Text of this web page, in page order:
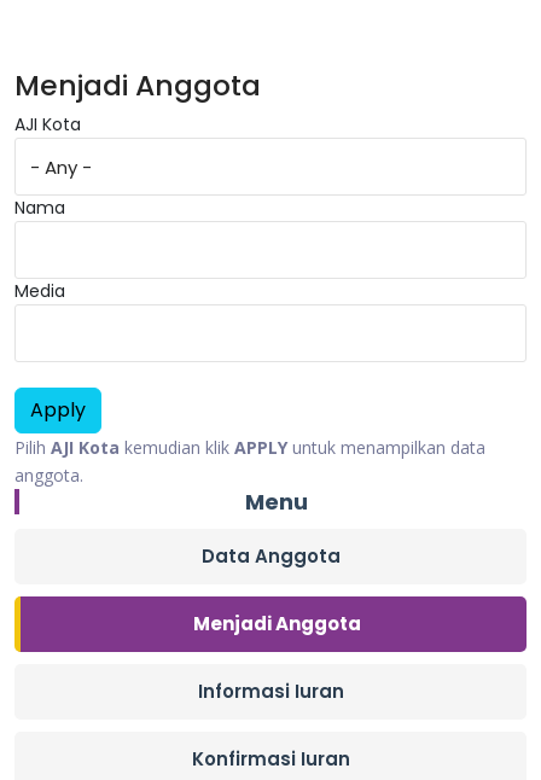
Menjadi Anggota
AJI Kota
Nama
Media
Pilih AJI Kota kemudian klik APPLYuntuk menampilkan data
anggota.
Menu
Data Anggota
Menjadi Anggota
Informasi Iuran
Konfirmasi Iuran